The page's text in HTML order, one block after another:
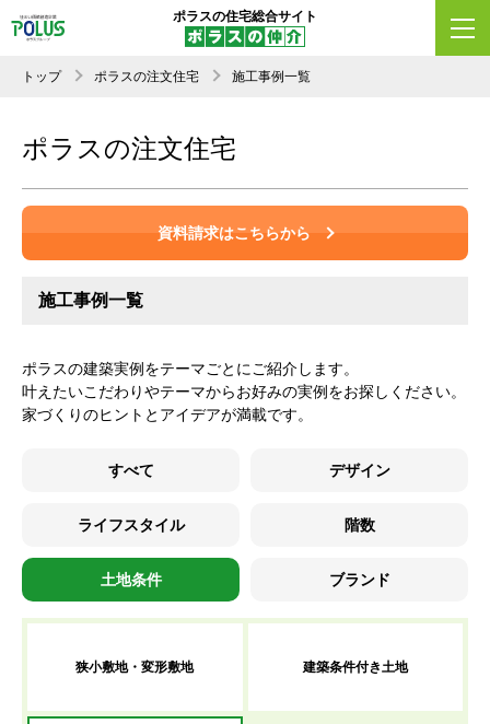
ポラスの住宅総合サイト
トップ ポラスの注文住宅 施工事例一覧
ポラスの注文住宅
資料請求はこちらから
施工事例一覧
ポラスの建築実例をテーマごとにご紹介します。
叶えたいこだわりやテーマからお好みの実例をお探しください。
家づくりのヒントとアイデアが満載です。
すべて デザイン
ライフスタイル 階数
土地条件 ブランド
狭小敷地・変形敷地 建築条件付き土地